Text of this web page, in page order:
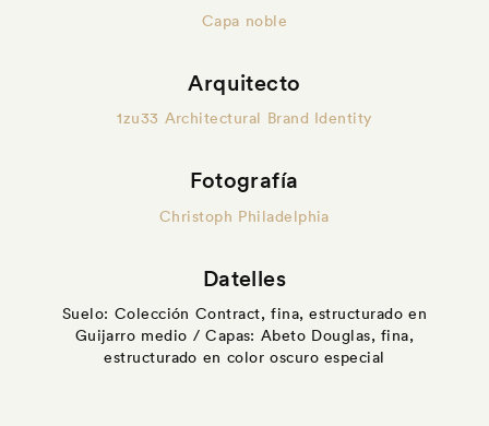
Capa noble
Arquitecto
1zu33 Architectural Brand Identity
Fotografía
Christoph Philadelphia
Datelles
Suelo: Colección Contract, fina, estructurado en
Guijarro medio / Capas: Abeto Douglas, fina,
estructurado en color oscuro especial